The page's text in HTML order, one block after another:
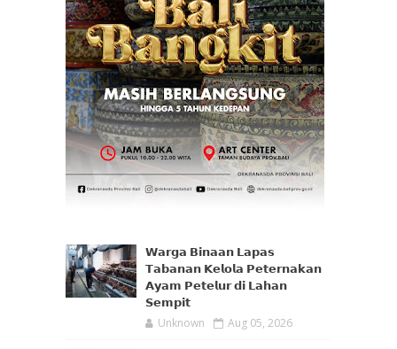
𝗪𝗮𝗿𝗴𝗮 𝗕𝗶𝗻𝗮𝗮𝗻 𝗟𝗮𝗽𝗮𝘀
𝗧𝗮𝗯𝗮𝗻𝗮𝗻 𝗞𝗲𝗹𝗼𝗹𝗮 𝗣𝗲𝘁𝗲𝗿𝗻𝗮𝗸𝗮𝗻
𝗔𝘆𝗮𝗺 𝗣𝗲𝘁𝗲𝗹𝘂𝗿 𝗱𝗶 𝗟𝗮𝗵𝗮𝗻
𝗦𝗲𝗺𝗽𝗶𝘁
Unknown Aug 05, 2026